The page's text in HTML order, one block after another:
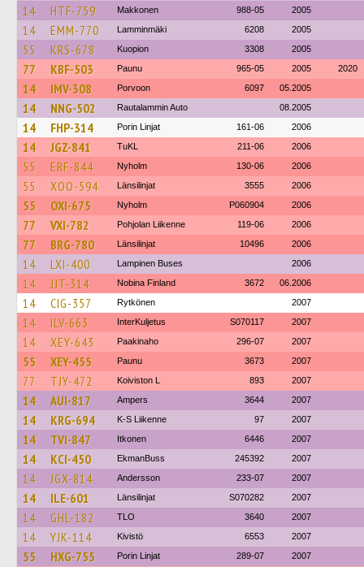
14 HTF-759 Makkonen 988-05 2005
14 EMM-770 Lamminmäki 6208 2005
55 KRS-678 Kuopion 3308 2005
77 KBF-503 Paunu 965-05 2005 2020
14 IMV-308 Porvoon 6097 05.2005
14 NNG-502 Rautalammin Auto 08.2005
14 FHP-314 Porin Linjat 161-06 2006
14 JGZ-841 TuKL 211-06 2006
55 ERF-844 Nyholm 130-06 2006
55 XOO-594 Länsilinjat 3555 2006
55 OXI-675 Nyholm P060904 2006
77 VXI-782 Pohjolan Liikenne 119-06 2006
77 BRG-780 Länsilinjat 10496 2006
14 LXI-400 Lampinen Buses 2006
14 JJT-314 Nobina Finland 3672 06.2006
14 CIG-357 Rytkönen 2007
14 ILV-663 InterKuljetus S070117 2007
14 XEY-643 Paakinaho 296-07 2007
55 XEY-455 Paunu 3673 2007
77 TJY-472 Koiviston L 893 2007
14 AUI-817 Ampers 3644 2007
14 KRG-694 K-S Liikenne 97 2007
14 TVI-847 Itkonen 6446 2007
14 KCI-450 EkmanBuss 245392 2007
14 JGX-814 Andersson 233-07 2007
14 ILE-601 Länsilinjat S070282 2007
14 GHL-182 TLO 3640 2007
14 YJK-114 Kivistö 6553 2007
55 HXG-755 Porin Linjat 289-07 2007